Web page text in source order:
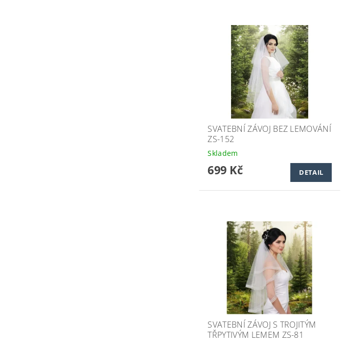
SVATEBNÍ ZÁVOJ BEZ LEMOVÁNÍ
ZS-152
Skladem
699 Kč DETAIL
SVATEBNÍ ZÁVOJ S TROJITÝM
TŘPYTIVÝM LEMEM ZS-81